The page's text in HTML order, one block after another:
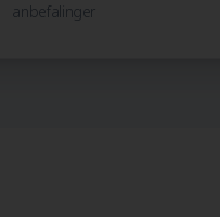
anbefalinger